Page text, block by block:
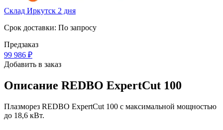
Склад Иркутск 2 дня
Срок доставки: По запросу
Предзаказ
99 986 ₽
Добавить в заказ
Описание REDBO ExpertCut 100
Плазморез REDBO ExpertCut 100 с максимальной мощностью
до 18,6 кВт.